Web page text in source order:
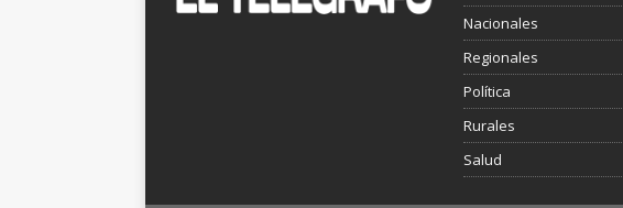
Nacionales
Regionales
Política
Rurales
Salud